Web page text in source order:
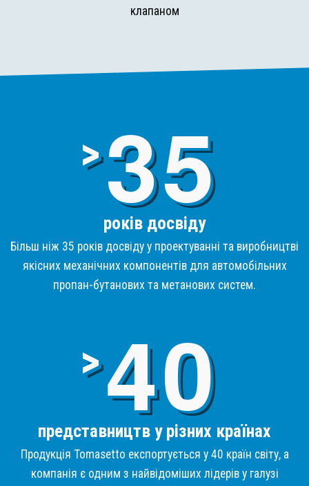
клапаном
>3
років досвіду
Більш ніж 35 років досвіду у проектуванні та виробництві
якісних механічних компонентів для автомобільних
пропан-бутанових та метанових систем.
>4
представництв у різних країнах
Продукція Tomasetto експортується у 40 країн світу, а
компанія є одним з найвідоміших лідерів у галузі